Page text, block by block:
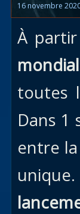
16 novembre
À
toutes
Dans 1
entre